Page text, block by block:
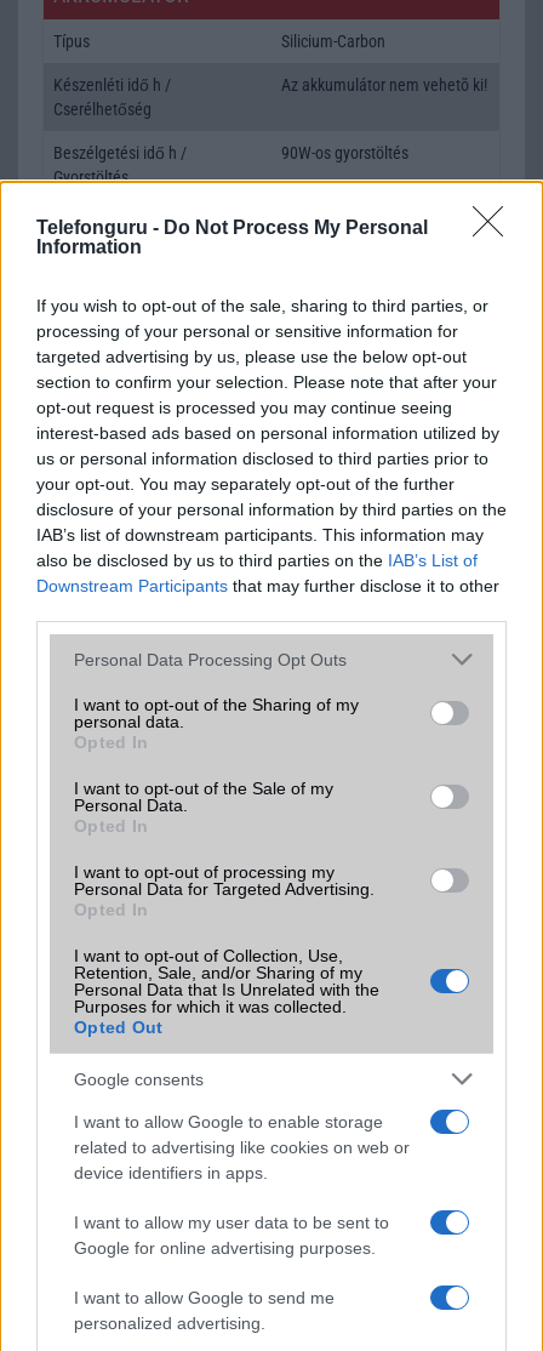
Telefonguru - Do Not Process My Personal
Information
If you wish to opt-out of the sale, sharing to third parties, or
processing of your personal or sensitive information for
targeted advertising by us, please use the below opt-out
section to confirm your selection. Please note that after your
opt-out request is processed you may continue seeing
interest-based ads based on personal information utilized by
us or personal information disclosed to third parties prior to
your opt-out. You may separately opt-out of the further
disclosure of your personal information by third parties on the
IAB’s list of downstream participants. This information may
also be disclosed by us to third parties on the IAB’s List of
Downstream Participants that may further disclose it to other
Please note that this website/app uses one or more Google
not limited to your visit or usage behaviour. You may click to
grant or deny consent to Google and its third-party tags to
use your data for below specified purposes in below Google
consent section.
Personal Data Processing Opt Outs
I want to opt-out of the Sharing of my
personal data.
Opted In
I want to opt-out of the Sale of my
Personal Data.
Opted In
I want to opt-out of processing my
Personal Data for Targeted Advertising.
Opted In
I want to opt-out of Collection, Use,
Retention, Sale, and/or Sharing of my
Personal Data that Is Unrelated with the
Purposes for which it was collected.
Opted Out
Google consents
I want to allow Google to enable storage
related to advertising like cookies on web or
device identifiers in apps.
I want to allow my user data to be sent to
Google for online advertising purposes.
I want to allow Google to send me
personalized advertising.
Típus Silicium-Carbon
Készenléti idő h /
Cserélhetőség
Az akkumulátor nem vehetõ ki!
Beszélgetési idő h /
Gyorstöltés
90W-os gyorstöltés
ALKALMAZÁSOK ÉS ÉRZÉKELŐK
Flash/Ujjlenyomat olvasó Fingerprint sensor
SNS integráció alap szolgáltatás
Organizer alap szolgáltatás
Office alkalmazások alap szolgáltatás
Iránytũ ecompass
Extrák Hi-Res Wireless audio
EGYÉB
alap szolgáltatás
SIM típus eSIM
Flight mode
Funkciók Nincs
felszereltségû változat!
Védelem IP69
SAR
N/A = Nincs adat. Legutóbbi frissítés: 2026-07-13 19:00:00
Új és Használt GSM kiemelt ajánlatok